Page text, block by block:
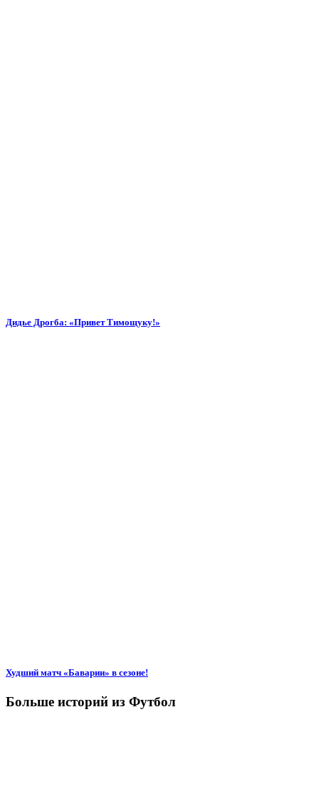
Дидье Дрогба: «Привет Тимощуку!»
Худший матч «Баварии» в сезоне!
Больше историй из Футбол